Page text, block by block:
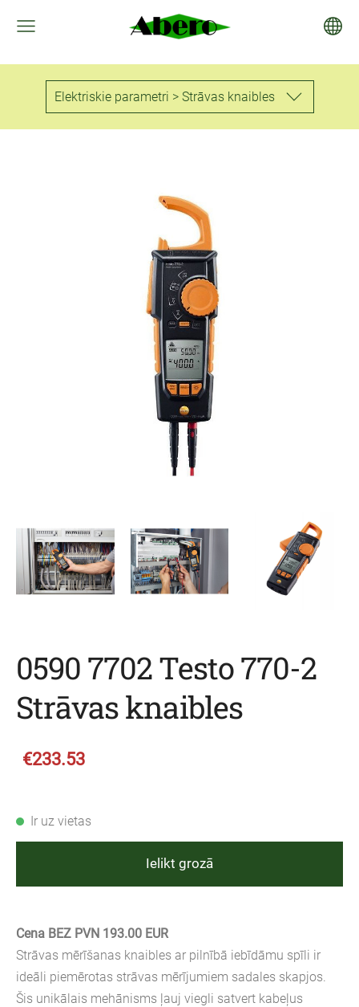
Elektriskie parametri > Strāvas knaibles
0590 7702 Testo 770-2
Strāvas knaibles
€233.53
Ir uz vietas
Ielikt grozā
Cena BEZ PVN 193.00 EUR
Strāvas mērīšanas knaibles ar pilnībā iebīdāmu spīli ir
ideāli piemērotas strāvas mērījumiem sadales skapjos.
Šis unikālais mehānisms ļauj viegli satvert kabeļus